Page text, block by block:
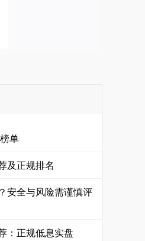
单
及正规排名
安全与风险需谨慎评
：正规低息实盘